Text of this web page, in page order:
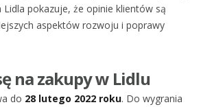
pokazuje, że opinie klientów są
aspektów rozwoju i poprawy
na zakupy w Lidlu
do 28 lutego 2022 roku. Do wygrania